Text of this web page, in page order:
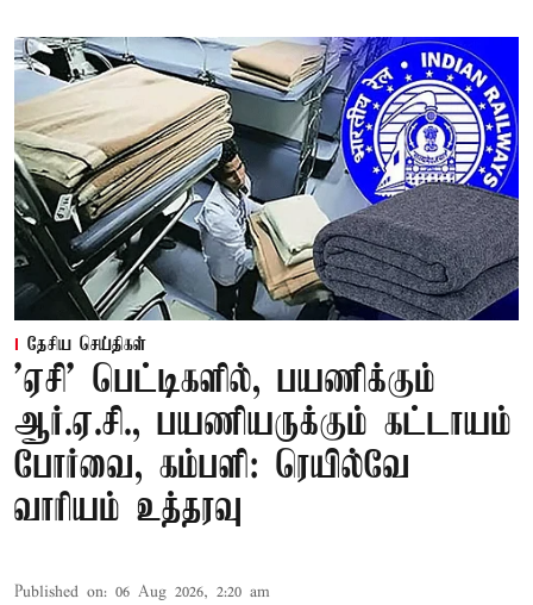
தேசிய செய்திகள்
'ஏசி' பெட்டிகளில், பயணிக்கும்
ஆர்.ஏ.சி., பயணியருக்கும் கட்டாயம்
போர்வை, கம்பளி: ரெயில்வே
வாரியம் உத்தரவு
Published on: 06 Aug 2026, 2:20 am